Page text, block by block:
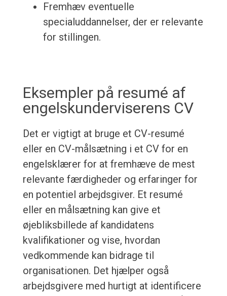
Fremhæv eventuelle
specialuddannelser, der er relevante
for stillingen.
Eksempler på resumé af
engelskunderviserens CV
Det er vigtigt at bruge et CV-resumé
eller en CV-målsætning i et CV for en
engelsklærer for at fremhæve de mest
relevante færdigheder og erfaringer for
en potentiel arbejdsgiver. Et resumé
eller en målsætning kan give et
øjebliksbillede af kandidatens
kvalifikationer og vise, hvordan
vedkommende kan bidrage til
organisationen. Det hjælper også
arbejdsgivere med hurtigt at identificere